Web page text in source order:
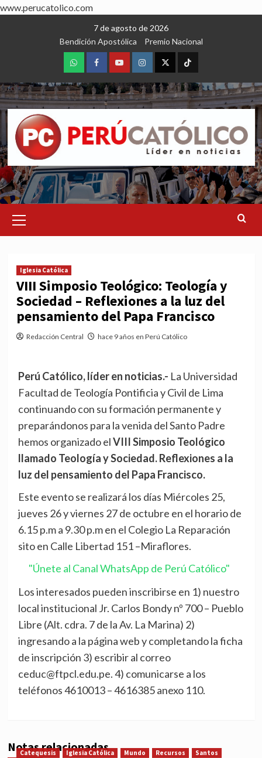
www.perucatolico.com
7 de agosto de 2026
Bendición Apostólica
Premio Nacional
WhatsAppFacebookYoutubeInstagram
X TikTok
Menu
Iglesia Católica
VIII Simposio Teológico: Teología y
Sociedad – Reflexiones a la luz del
pensamiento del Papa Francisco
Redacción Central hace 9 años en Perú Católico
Perú Católico, líder en noticias.- La Universidad
Facultad de Teología Pontificia y Civil de Lima
continuando con su formación permanente y
preparándonos para la venida del Santo Padre
hemos organizado elVIII Simposio Teológico
llamado Teología y Sociedad. Reflexiones a la
luz del pensamiento del Papa Francisco.
Este evento se realizará los días Miércoles 25,
jueves 26 y viernes 27 de octubre en el horario de
6.15 p.m a 9.30 p.m en el Colegio La Reparación
sito en Calle Libertad 151 –Miraflores.
"Únete al Canal WhatsApp de Perú Católico"
Los interesados pueden inscribirse en 1) nuestro
local institucional Jr. Carlos Bondy nº 700 – Pueblo
Libre (Alt. cdra. 7 de la Av. La Marina) 2)
ingresando a la página web y completando la ficha
de inscripción 3) escribir al correo
ceduc@ftpcl.edu.pe. 4) comunicarse a los
teléfonos 4610013 – 4616385 anexo 110.
Notas relacionadas
Catequesis Iglesia Católica Mundo Recursos Santos